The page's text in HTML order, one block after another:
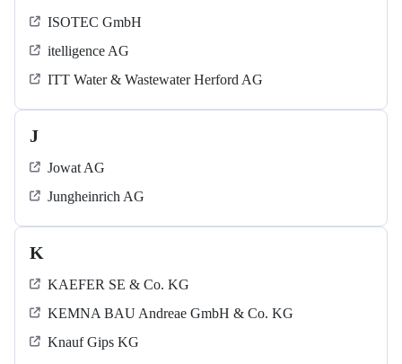
ISOTEC GmbH
itelligence AG
ITT Water & Wastewater Herford AG
J
Jowat AG
Jungheinrich AG
K
KAEFER SE & Co. KG
KEMNA BAU Andreae GmbH & Co. KG
Knauf Gips KG